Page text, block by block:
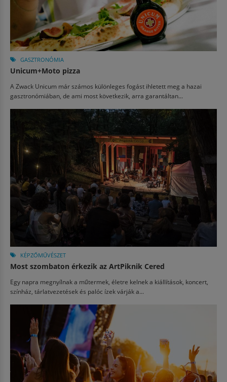
GASZTRONÓMIA
Unicum+Moto pizza
A Zwack Unicum már számos különleges fogást ihletett meg a hazai
gasztronómiában, de ami most következik, arra garantáltan...
KÉPZŐMŰVÉSZET
Most szombaton érkezik az ArtPiknik Cered
Egy napra megnyílnak a műtermek, életre kelnek a kiállítások, koncert,
színház, tárlatvezetések és palóc ízek várják a...